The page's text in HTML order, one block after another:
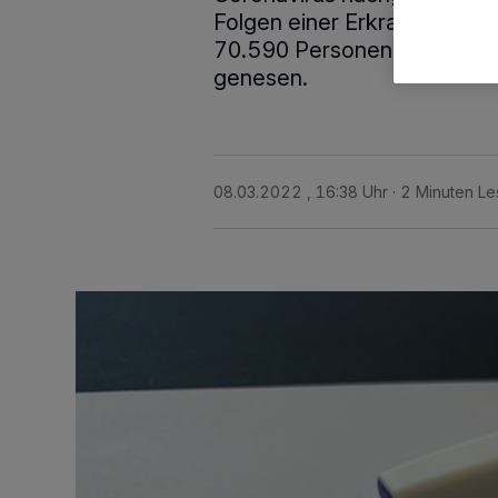
Folgen einer Erkrankung
70.590 Personen (Vortag:
genesen.
08.03.2022 , 16:38 Uhr 2 Minuten